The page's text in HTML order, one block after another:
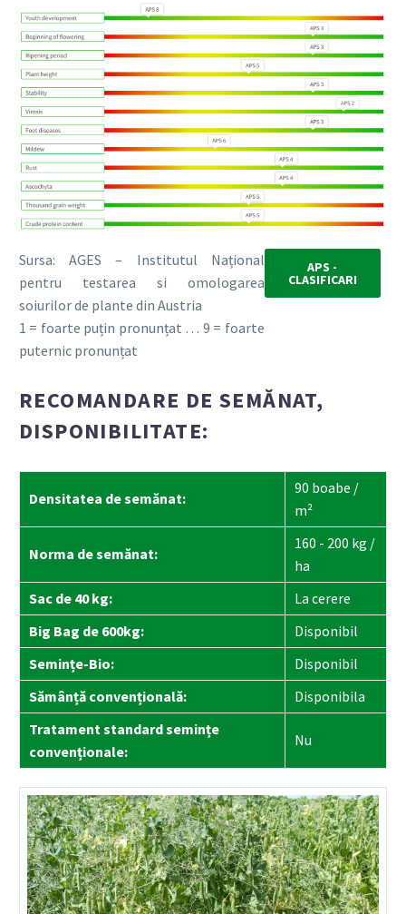
Sursa: AGES – Institutul Național
pentru testarea si omologarea
soiurilor de plante din Austria
1 = foarte puțin pronunțat … 9 = foarte
puternic pronunțat
APS -
CLASIFICARI
RECOMANDARE DE SEMĂNAT,
DISPONIBILITATE:
Densitatea de semănat:
90 boabe /
m²
Norma de semănat:
160 - 200 kg /
ha
Sac de 40 kg:
La cerere
Big Bag de 600kg:
Disponibil
Semințe-Bio:
Disponibil
Sămânță convențională:
Disponibila
Tratament standard semințe
convenționale:
Nu